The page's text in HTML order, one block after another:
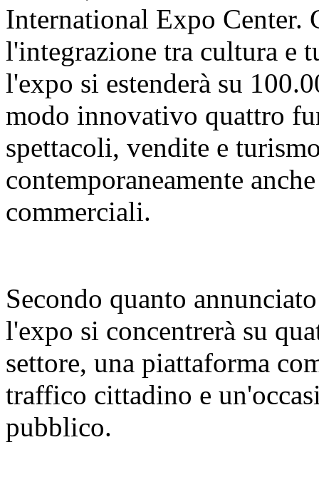
International Expo
l'integrazione tra cultura e
l'expo si estenderà su
modo innovativo quattro
spettacoli, vendite e
contemporaneamente
commerciali.
Secondo quanto
l'expo si concentrerà su
settore, una piattaforma
traffico cittadino e
pubblico.